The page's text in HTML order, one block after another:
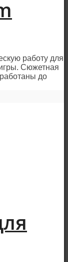
работу для
Сюжетная
до